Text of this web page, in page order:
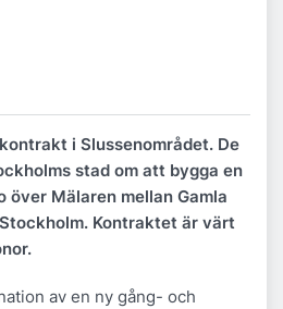
i Slussenområdet. De
stad om att bygga en
över Mälaren mellan Gamla
Kontraktet är värt
av en ny gång- och